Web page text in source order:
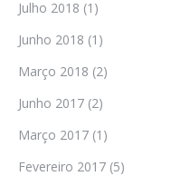
Julho 2018 (1)
Junho 2018 (1)
Março 2018 (2)
Junho 2017 (2)
Março 2017 (1)
Fevereiro 2017 (5)